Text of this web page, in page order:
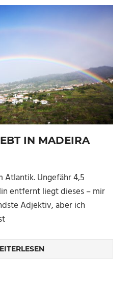
IN MADEIRA
Atlantik. Ungefähr 4,5
entfernt liegt dieses – mir
Adjektiv, aber ich